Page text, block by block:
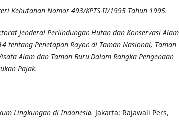
Kehutanan Nomor 493/KPTS-II/1995 Tahun 1995.
Jenderal Perlindungan Hutan dan Konservasi Alam
tentang Penetapan Rayon di Taman Nasional, Taman
Alam dan Taman Buru Dalam Rangka Pengenaan
Pajak.
Lingkungan di Indonesia. Jakarta: Rajawali Pers,